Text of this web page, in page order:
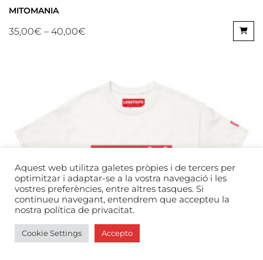
MITOMANIA
35,00€ – 40,00€
Aquest web utilitza galetes pròpies i de tercers per
optimitzar i adaptar-se a la vostra navegació i les
vostres preferències, entre altres tasques. Si
continueu navegant, entendrem que accepteu la
nostra política de privacitat.
Cookie Settings Accepto